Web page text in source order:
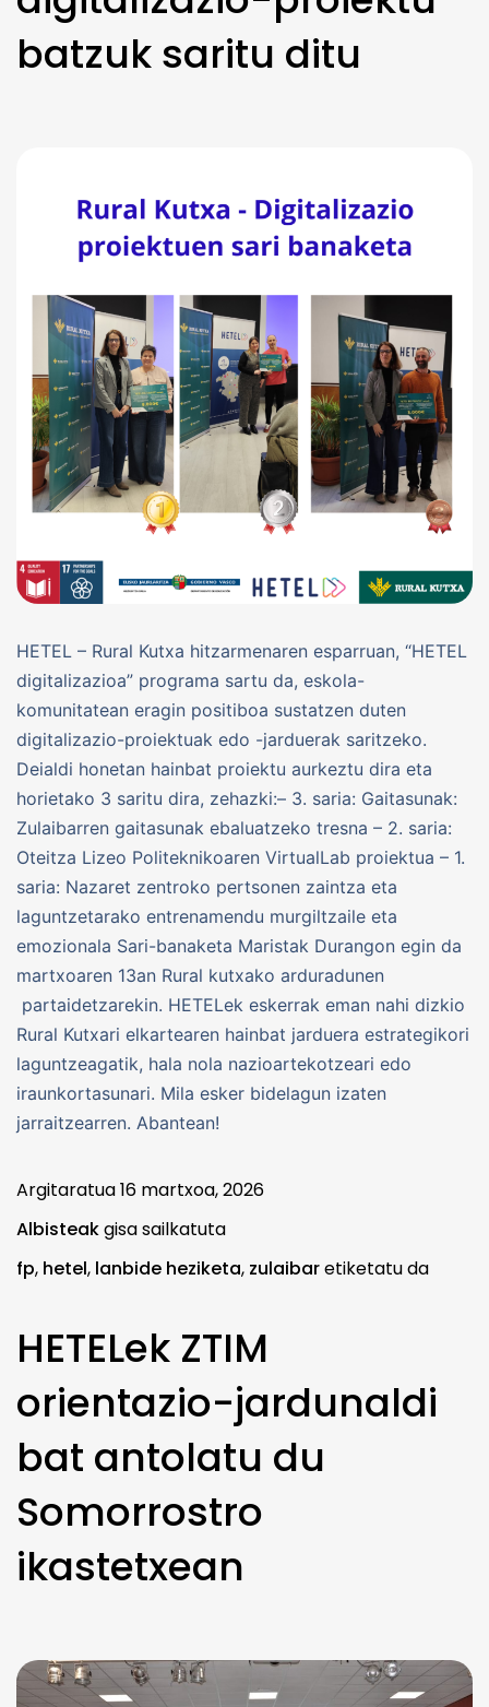
batzuk saritu ditu
HETEL – Rural Kutxa hitzarmenaren esparruan, “HETEL
digitalizazioa” programa sartu da, eskola-
komunitatean eragin positiboa sustatzen duten
digitalizazio-proiektuak edo -jarduerak saritzeko.
Deialdi honetan hainbat proiektu aurkeztu dira eta
horietako 3 saritu dira, zehazki:– 3. saria: Gaitasunak:
Zulaibarren gaitasunak ebaluatzeko tresna – 2. saria:
Oteitza Lizeo Politeknikoaren VirtualLab proiektua – 1.
saria: Nazaret zentroko pertsonen zaintza eta
laguntzetarako entrenamendu murgiltzaile eta
emozionala Sari-banaketa Maristak Durangon egin da
martxoaren 13an Rural kutxako arduradunen
partaidetzarekin. HETELek eskerrak eman nahi dizkio
Rural Kutxari elkartearen hainbat jarduera estrategikori
laguntzeagatik, hala nola nazioartekotzeari edo
iraunkortasunari. Mila esker bidelagun izaten
jarraitzearren. Abantean!
Argitaratua16 martxoa, 2026
Albisteakgisa sailkatuta
fp, hetel, lanbide heziketa, zulaibaretiketatu da
HETELek ZTIM
orientazio-jardunaldi
bat antolatu du
Somorrostro
ikastetxean